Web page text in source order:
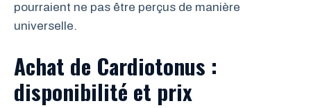
pourraient ne pas être perçus de manière
universelle.
Achat de Cardiotonus :
disponibilité et prix